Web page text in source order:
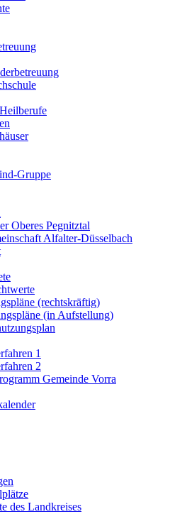
Gruppe
Oberes Pegnitztal
Alfalter-Düsselbach
(rechtskräftig)
(in Aufstellung)
1
2
Gemeinde Vorra
des Landkreises